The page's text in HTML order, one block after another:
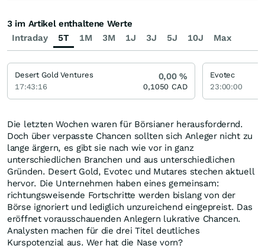
Die letzten Wochen waren für Börsianer herausfordernd.
Doch über verpasste Chancen sollten sich Anleger nicht zu
lange ärgern, es gibt sie nach wie vor in ganz
unterschiedlichen Branchen und aus unterschiedlichen
Gründen. Desert Gold, Evotec und Mutares stechen aktuell
hervor. Die Unternehmen haben eines gemeinsam:
richtungsweisende Fortschritte werden bislang von der
Börse ignoriert und lediglich unzureichend eingepreist. Das
eröffnet vorausschauenden Anlegern lukrative Chancen.
Analysten machen für die drei Titel deutliches
Kurspotenzial aus. Wer hat die Nase vorn?
Intraday 5T 1M 3M 1J 3J 5J 10J Max
3 im Artikel enthaltene Werte
Desert Gold Ventures
17:43:16
0,00%
0,1050 CAD
Evotec
23:00:00